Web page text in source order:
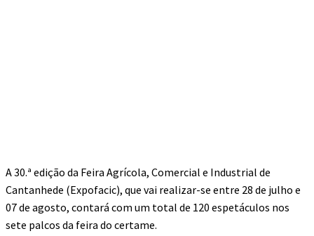
A 30.ª edição da Feira Agrícola, Comercial e Industrial de
Cantanhede (Expofacic), que vai realizar-se entre 28 de julho e
07 de agosto, contará com um total de 120 espetáculos nos
sete palcos da feira do certame.